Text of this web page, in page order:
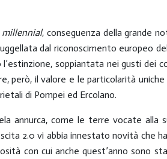
millennial, conseguenza della grande
dal riconoscimento europeo
soppiantata nei gusti dei
però, il valore e le particolarità uniche
di Pompei ed Ercolano.
annurca, come le terre vocate
2.0 vi abbia innestato novità che
con cui anche quest’anno sono